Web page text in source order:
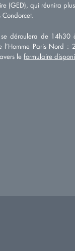
(GED), qui réunira
se déroulera de
l’Homme Paris Nord
le formulaire